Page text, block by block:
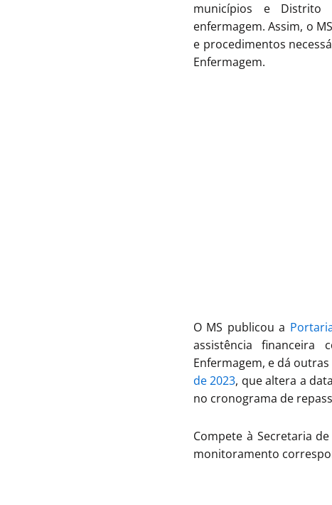
municípios e Distrito
enfermagem. Assim, o
e procedimentos
Enfermagem.
O MS publicou a
assistência financeira
Enfermagem, e dá
de 2023, que altera a
no cronograma de
Compete à Secretaria
monitoramento